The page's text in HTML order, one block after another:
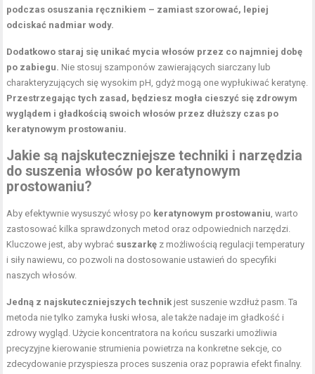
podczas osuszania ręcznikiem – zamiast szorować, lepiej
odciskać nadmiar wody.
Dodatkowo staraj się unikać mycia włosów przez co najmniej dobę
po zabiegu. Nie stosuj szamponów zawierających siarczany lub
charakteryzujących się wysokim pH, gdyż mogą one wypłukiwać keratynę.
Przestrzegając tych zasad, będziesz mogła cieszyć się zdrowym
wyglądem i gładkością swoich włosów przez dłuższy czas po
keratynowym prostowaniu.
Jakie są najskuteczniejsze techniki i narzędzia
do suszenia włosów po keratynowym
prostowaniu?
Aby efektywnie wysuszyć włosy po keratynowym prostowaniu , warto
zastosować kilka sprawdzonych metod oraz odpowiednich narzędzi.
Kluczowe jest, aby wybrać suszarkę z możliwością regulacji temperatury
i siły nawiewu, co pozwoli na dostosowanie ustawień do specyfiki
naszych włosów.
Jedną z najskuteczniejszych technik jest suszenie wzdłuż pasm. Ta
metoda nie tylko zamyka łuski włosa, ale także nadaje im gładkość i
zdrowy wygląd. Użycie koncentratora na końcu suszarki umożliwia
precyzyjne kierowanie strumienia powietrza na konkretne sekcje, co
zdecydowanie przyspiesza proces suszenia oraz poprawia efekt finalny.